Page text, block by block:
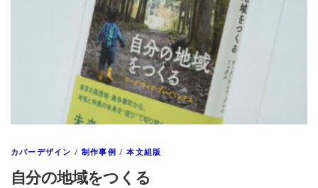
カバーデザイン /制作事例 /本文組版
自分の地域をつくる